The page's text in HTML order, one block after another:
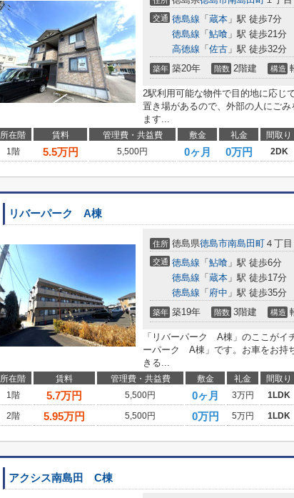
交通 徳島線 「 蔵本 」駅 徒歩7分
徳島線 「 鮎喰 」駅 徒歩21分
高徳線 「 佐古 」駅 徒歩32分
築年 築20年 階数 2階建 構造
2駅利用可能な物件で目的地に応じ
置き場があるので、外部の人にご
ます...
所在階 賃料 管理費・共益費 敷金 礼金 間取り
1階
5.5万円 5,500円 0ヶ月 0万円 2DK
リバーパーク A棟
住所 徳島県徳島市南島田町 ４丁
交通 徳島線 「 鮎喰 」駅 徒歩6分
徳島線 「 蔵本 」駅 徒歩17分
徳島線 「 府中 」駅 徒歩35分
築年 築19年 階数 3階建 構造
「リバーパーク A棟」のここがイ
ーパーク A棟」です。お車をお持
きる...
所在階 賃料 管理費・共益費 敷金 礼金 間取り
1階
5.7万円 5,500円 0ヶ月 3万円 1LDK
2階
5.95万円 5,500円 0万円 5万円 1LDK
アクシス南島田 C棟